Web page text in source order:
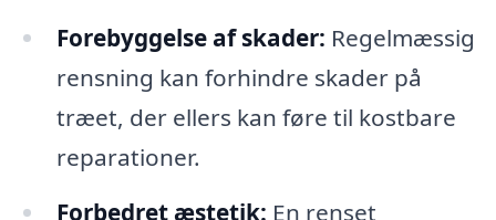
Forebyggelse af skader: Regelmæssig
rensning kan forhindre skader på
træet, der ellers kan føre til kostbare
reparationer.
Forbedret æstetik: En renset